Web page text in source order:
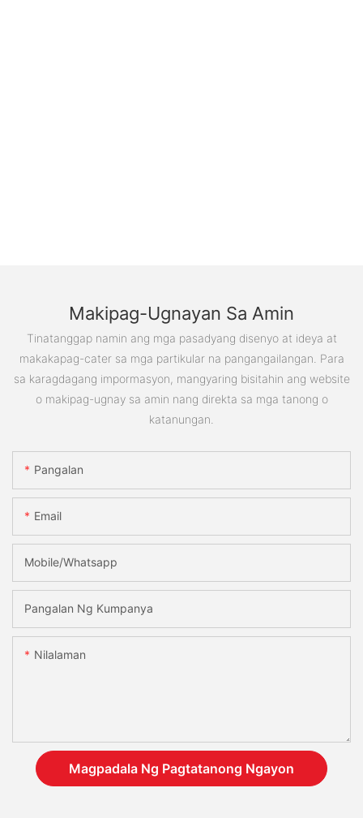
Makipag-Ugnayan Sa Amin
Tinatanggap namin ang mga pasadyang disenyo at ideya at
makakapag-cater sa mga partikular na pangangailangan. Para
sa karagdagang impormasyon, mangyaring bisitahin ang website
o makipag-ugnay sa amin nang direkta sa mga tanong o
katanungan.
Pangalan
Email
Mobile/Whatsapp
Pangalan Ng Kumpanya
Nilalaman
Magpadala Ng Pagtatanong Ngayon